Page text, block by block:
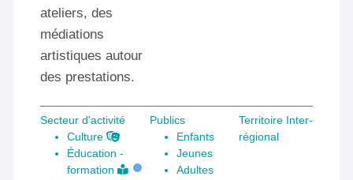
ateliers, des
médiations
artistiques autour
des prestations.
Secteur d'activité
Culture
Éducation -
formation
Publics
Enfants
Jeunes
Adultes
Territoire Inter-
régional